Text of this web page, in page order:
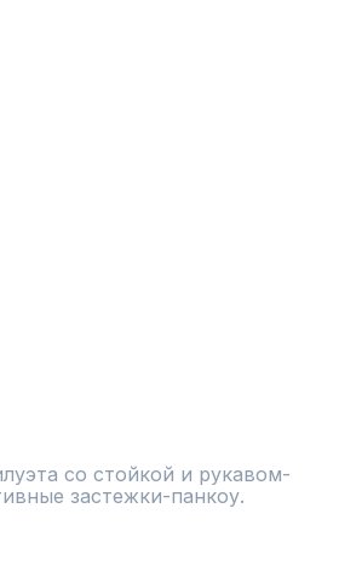
со стойкой и рукавом-
застежки-панкоу.